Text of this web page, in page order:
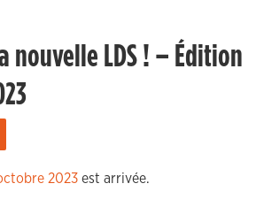
nouvelle LDS ! – Édition
2023est arrivée.